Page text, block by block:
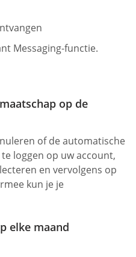
Messaging-functie.
op de
of de automatische
loggen op uw account,
en vervolgens op
kun je je
elke maand